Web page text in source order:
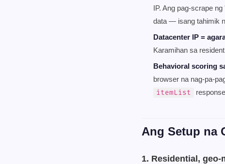
IP. Ang pag-scrape
data — isang tahimik
Datacenter IP =
Karamihan sa
Behavioral scoring
browser na nag-pa-
itemList
Ang Setup na
1. Residential,